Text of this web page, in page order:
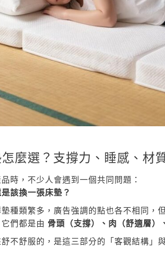
麼選？支撐力、睡感、材
時，不少人會遇到一個共同問題：
該換一張床墊？
墊種類繁多，廣告強調的點也各不相同
們都是由 骨頭（支撐）、肉（舒適層）
不舒服的，是這三部分的「客觀結構」